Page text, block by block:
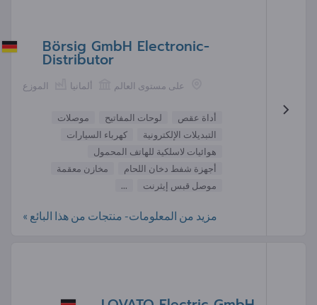
Börsig GmbH Electronic-
Distributor
الموزع ألمانيا على مستوى العالم
أداة عقص لوحات المفاتيح
موصلات
التبديلات الإلكترونية
كهرباء السيارات
هوائيات لاسلكية للهاتف المحمول
أجهزة شفط دخان اللحام
مخازن معقمة
موصل قبس إيثرنت
...
مزيد من المعلومات- منتجات من هذا البائع »